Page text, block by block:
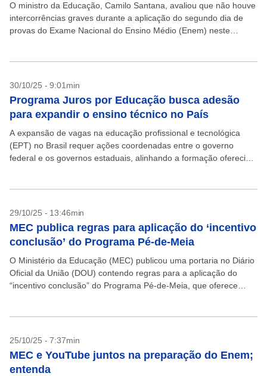
O ministro da Educação, Camilo Santana, avaliou que não houve
intercorrências graves durante a aplicação do segundo dia de
provas do Exame Nacional do Ensino Médio (Enem) neste
30/10/25 - 9:01min
Programa Juros por Educação busca adesão
para expandir o ensino técnico no País
A expansão de vagas na educação profissional e tecnológica
(EPT) no Brasil requer ações coordenadas entre o governo
federal e os governos estaduais, alinhando a formação oferecida
29/10/25 - 13:46min
MEC publica regras para aplicação do ‘incentivo
conclusão’ do Programa Pé-de-Meia
O Ministério da Educação (MEC) publicou uma portaria no Diário
Oficial da União (DOU) contendo regras para a aplicação do
“incentivo conclusão” do Programa Pé-de-Meia, que oferece
25/10/25 - 7:37min
MEC e YouTube juntos na preparação do Enem;
entenda